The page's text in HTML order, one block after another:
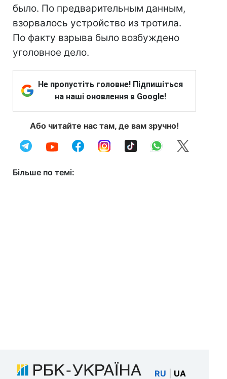
было. По предварительным данным,
взорвалось устройство из тротила.
По факту взрыва было возбуждено
уголовное дело.
Не пропустіть головне! Підпишіться
на наші оновлення в Google!
Або читайте нас там, де вам зручно!
Більше по темі:
RU UA